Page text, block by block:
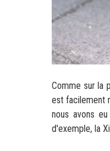
Comme sur la
est facilement
nous avons
d'exemple, la